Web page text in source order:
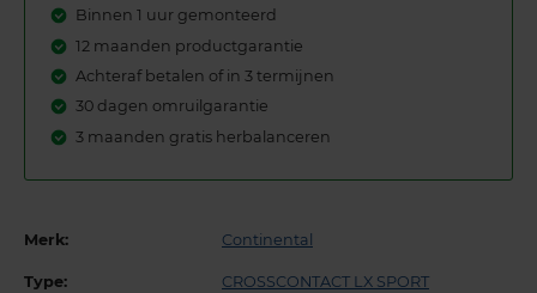
Binnen 1 uur gemonteerd
12 maanden productgarantie
Achteraf betalen of in 3 termijnen
30 dagen omruilgarantie
3 maanden gratis herbalanceren
Merk: Continental
Type: CROSSCONTACT LX SPORT